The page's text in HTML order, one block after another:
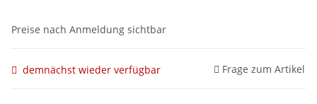
Preise nach Anmeldung sichtbar
demnächst wieder verfügbar Frage zum Artikel